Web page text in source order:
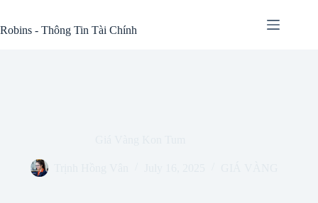
content
Robins - Thông Tin Tài Chính